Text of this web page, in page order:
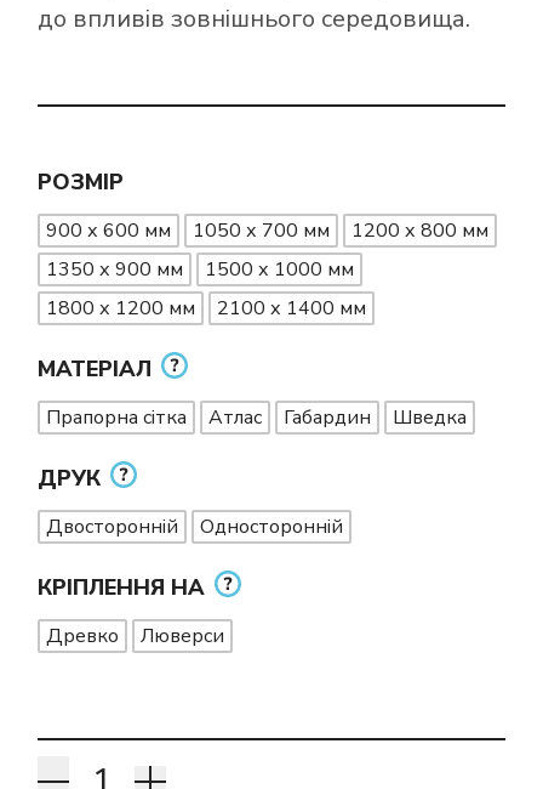
до впливів зовнішнього середовища.
РОЗМІР
900 х 600 мм 1050 х 700 мм
1200 х 800 мм
1350 х 900 мм
1500 х 1000 мм
1800 х 1200 мм
2100 х 1400 мм
МАТЕРІАЛ
Прапорна сітка Атлас Габардин Шведка
ДРУК
Двосторонній Односторонній
КРІПЛЕННЯ НА
Древко Люверси